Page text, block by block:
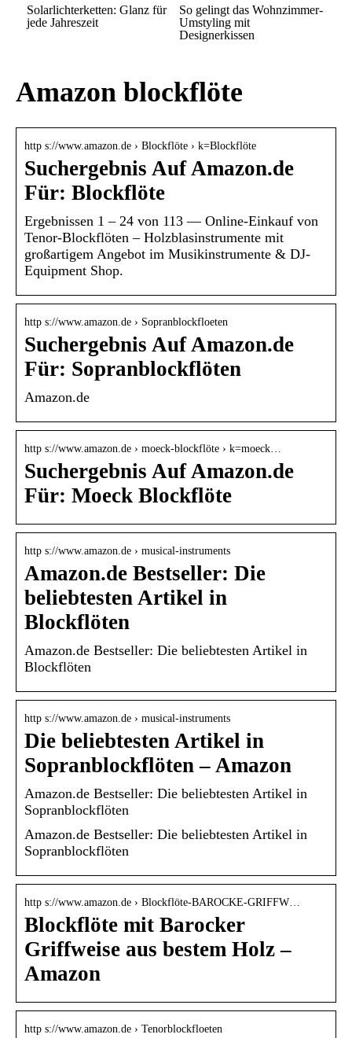
Solarlichterketten: Glanz für
jede Jahreszeit
So gelingt das Wohnzimmer-
Umstyling mit
Designerkissen
Amazon blockflöte
http s://www.amazon.de › Blockflöte › k=Blockflöte
Suchergebnis Auf Amazon.de
Für: Blockflöte
Ergebnissen 1 – 24 von 113 — Online-Einkauf von
Tenor-Blockflöten – Holzblasinstrumente mit
großartigem Angebot im Musikinstrumente & DJ-
Equipment Shop.
http s://www.amazon.de › Sopranblockfloeten
Suchergebnis Auf Amazon.de
Für: Sopranblockflöten
Amazon.de
http s://www.amazon.de › moeck-blockflöte › k=moeck…
Suchergebnis Auf Amazon.de
Für: Moeck Blockflöte
http s://www.amazon.de › musical-instruments
Amazon.de Bestseller: Die
beliebtesten Artikel in
Blockflöten
Amazon.de Bestseller: Die beliebtesten Artikel in
Blockflöten
http s://www.amazon.de › musical-instruments
Die beliebtesten Artikel in
Sopranblockflöten – Amazon
Amazon.de Bestseller: Die beliebtesten Artikel in
Sopranblockflöten
Amazon.de Bestseller: Die beliebtesten Artikel in
Sopranblockflöten
http s://www.amazon.de › Blockflöte-BAROCKE-GRIFFW…
Blockflöte mit Barocker
Griffweise aus bestem Holz –
Amazon
http s://www.amazon.de › Tenorblockfloeten